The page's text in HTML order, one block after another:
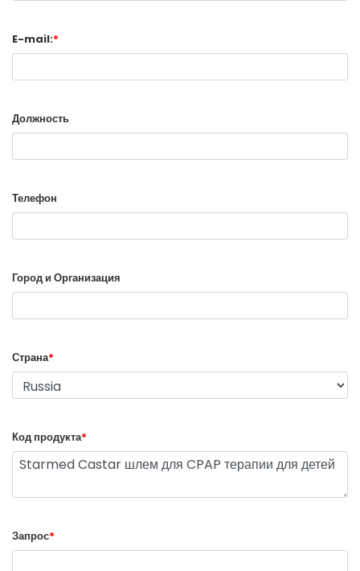
E-mail:*
Должность
Телефон
Город и Организация
Страна*
Код продукта*
Запрос*